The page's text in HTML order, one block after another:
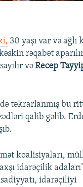
30 yaşı var və ağlı
rəqabət
vəRecep
təkrarlanmış bu
qalib gəlib.
koalisiyaları,
idarəçilik
idarəçiliyi